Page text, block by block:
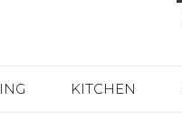
KITCHEN